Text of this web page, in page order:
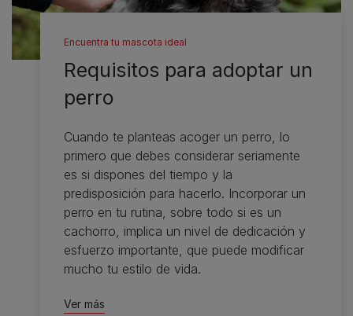
Encuentra tu mascota ideal
Requisitos para adoptar un
perro
Cuando te planteas acoger un perro, lo
primero que debes considerar seriamente
es si dispones del tiempo y la
predisposición para hacerlo. Incorporar un
perro en tu rutina, sobre todo si es un
cachorro, implica un nivel de dedicación y
esfuerzo importante, que puede modificar
mucho tu estilo de vida.
Ver más